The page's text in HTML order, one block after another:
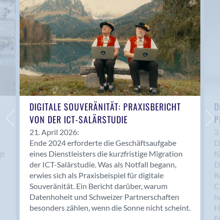
Anwil
Appenzell
Au SG
Baar
Baden
Balsthal
Balzers
Basel
Bassersdorf
Belp
Bendern
Benken (SG)
Bergdietikon
Berlin
Bern
Bern - Liebefeld
DIGITALE SOUVERÄNITÄT: PRAXISBERICHT
VON DER ICT-SALÄRSTUDIE
21. April 2026:
Ende 2024 erforderte die Geschäftsaufgabe
eines Dienstleisters die kurzfristige Migration
der ICT-Salärstudie. Was als Notfall begann,
erwies sich als Praxisbeispiel für digitale
Souveränität. Ein Bericht darüber, warum
Datenhoheit und Schweizer Partnerschaften
besonders zählen, wenn die Sonne nicht scheint.